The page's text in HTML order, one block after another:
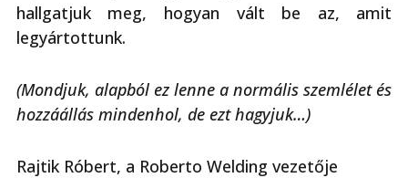
hallgatjuk meg, hogyan vált be az, amit
legyártottunk.
(Mondjuk, alapból ez lenne a normális szemlélet és
hozzáállás mindenhol, de ezt hagyjuk…)
Rajtik Róbert, a Roberto Welding vezetője